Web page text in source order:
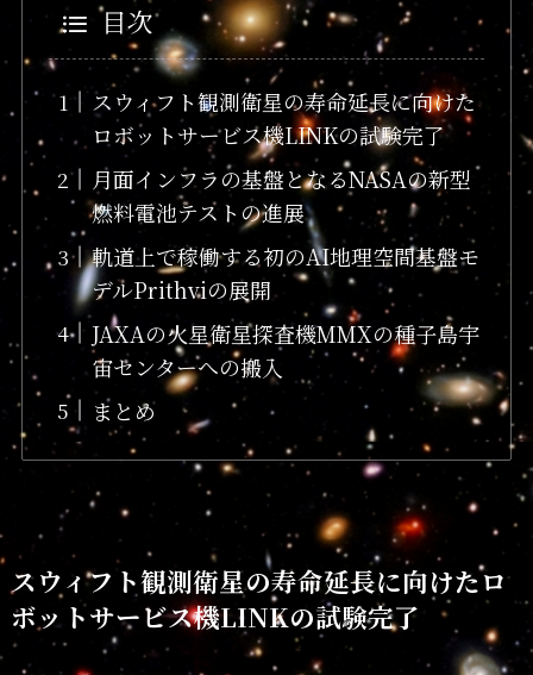
目次
スウィフト観測衛星の寿命延長に向けた
ロボットサービス機LINKの試験完了
月面インフラの基盤となるNASAの新型
燃料電池テストの進展
軌道上で稼働する初のAI地理空間基盤モ
デルPrithviの展開
JAXAの火星衛星探査機MMXの種子島宇
宙センターへの搬入
まとめ
スウィフト観測衛星の寿命延長に向けたロ
ボットサービス機LINKの試験完了